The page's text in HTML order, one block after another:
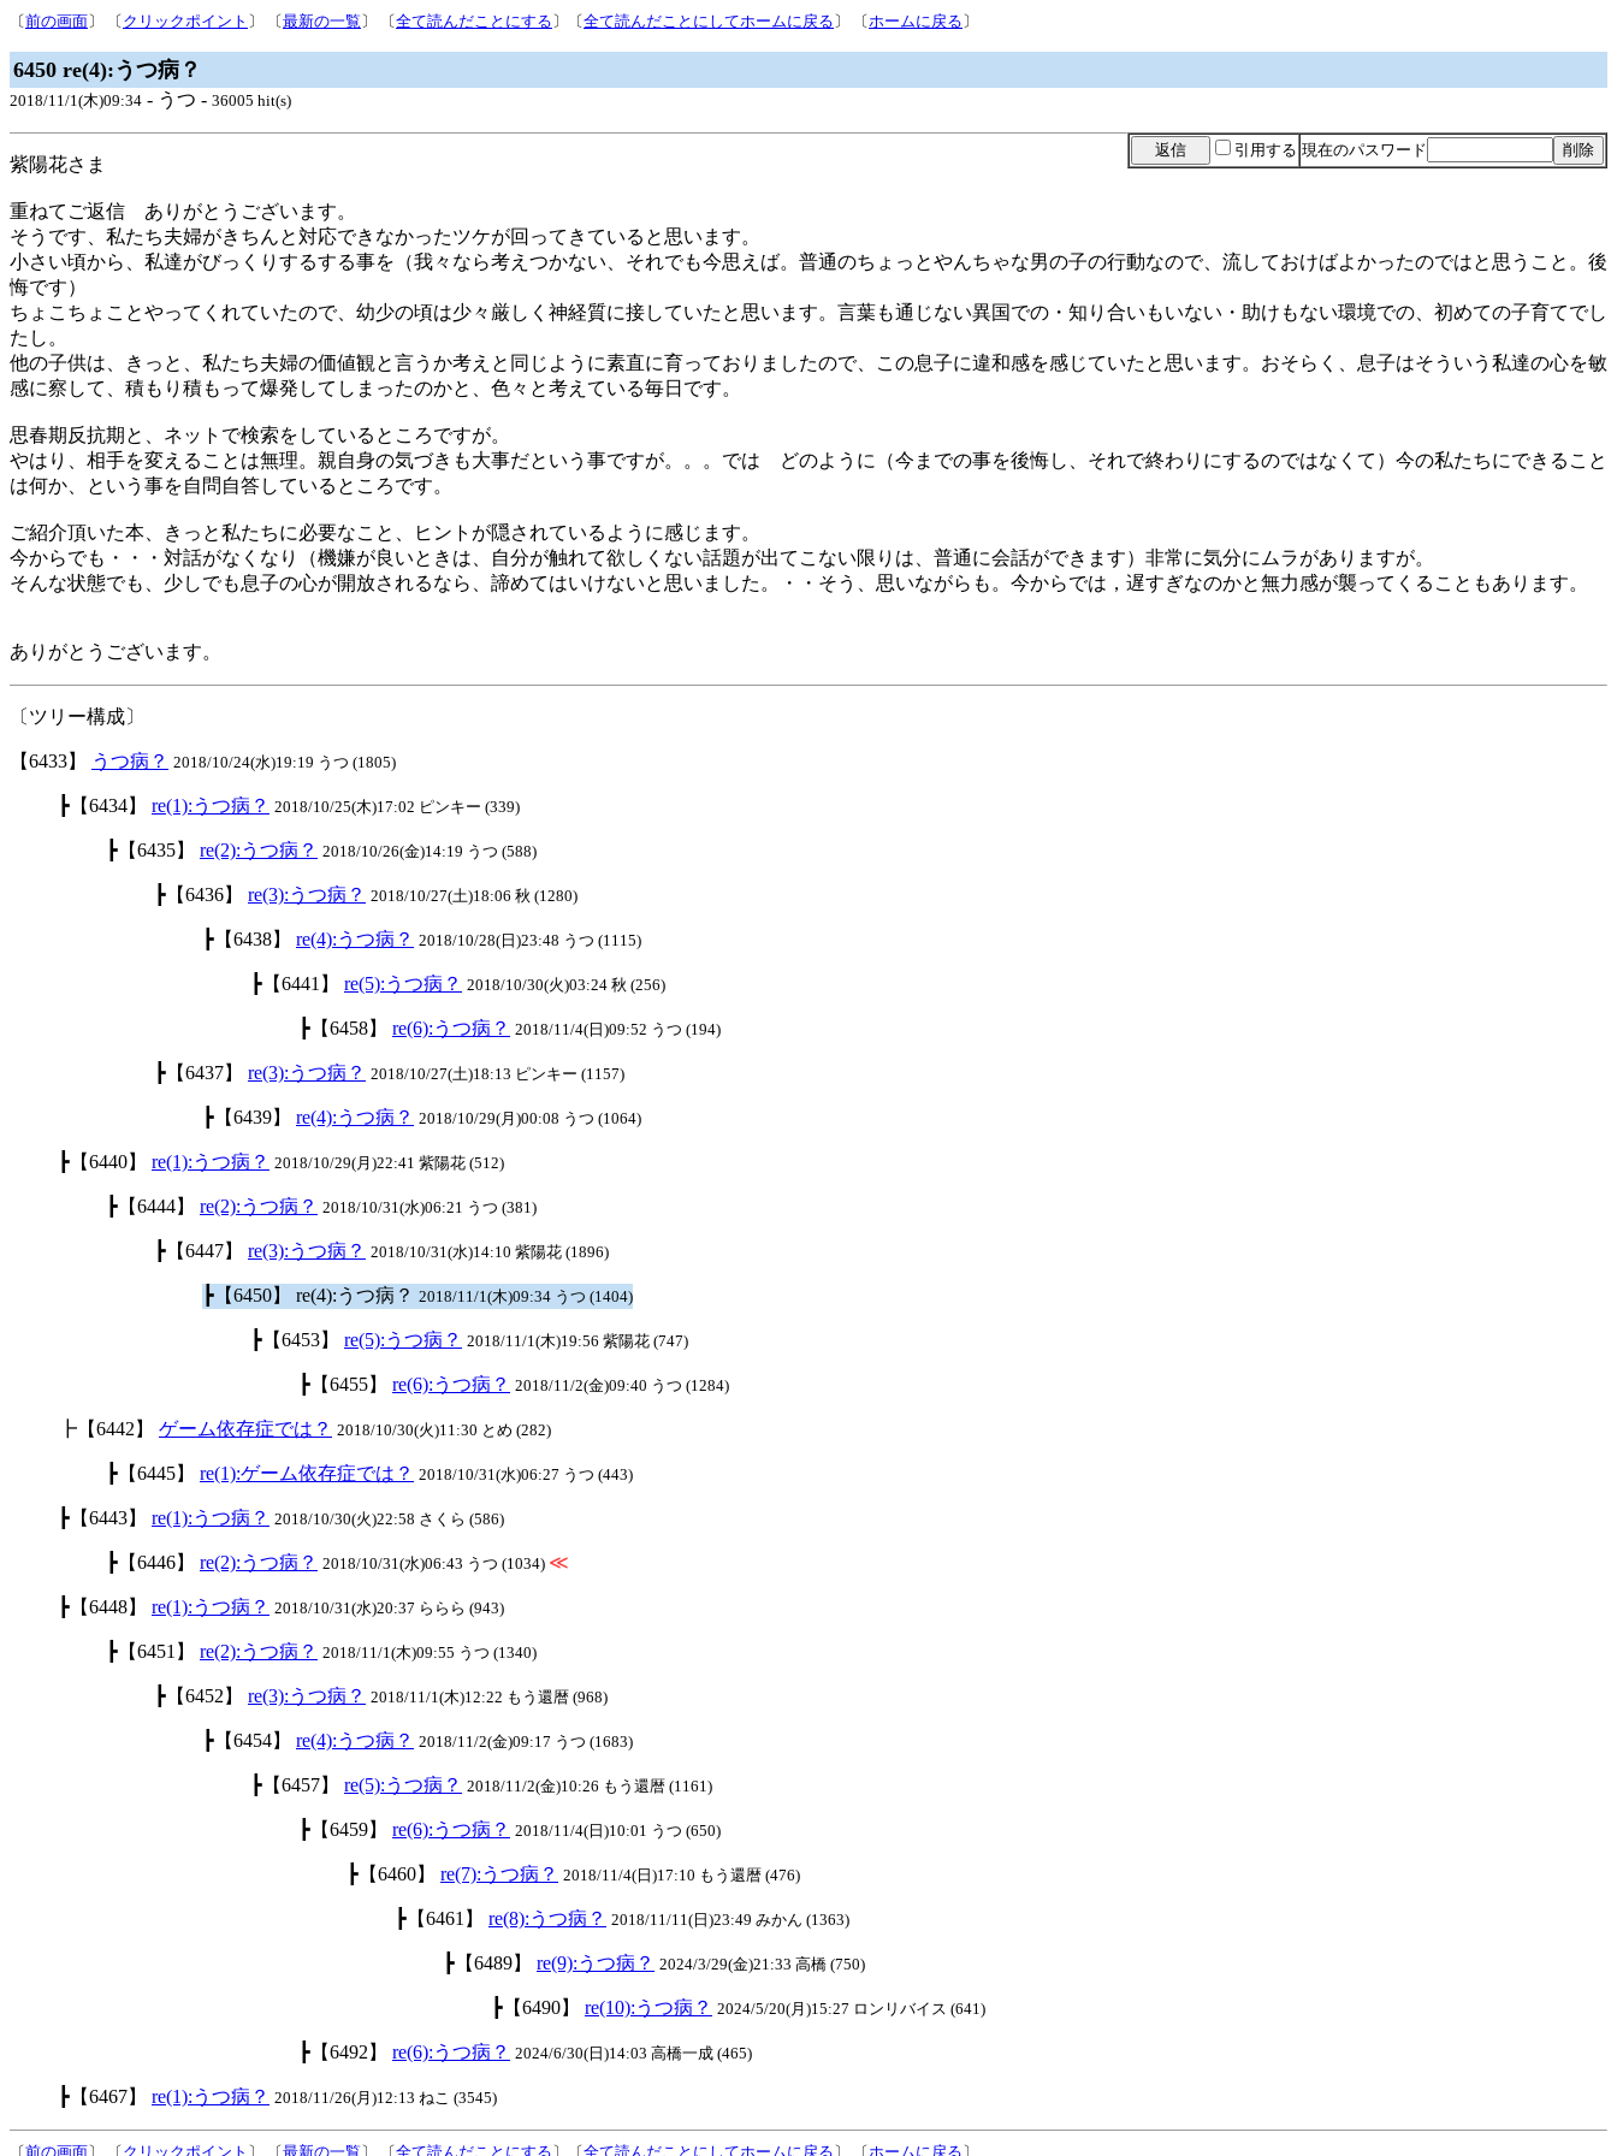
〔前の画面〕 〔 クリックポイント 〕 〔最新の一覧 〕 〔全て読んだことにする 〕〔全て読んだことにしてホームに戻る 〕 〔ホームに戻る 〕
6450 re(4):うつ病？
2018/11/1(木)09:34 - うつ - 36005 hit(s)
引用する 現在のパスワード
紫陽花さま
重ねてご返信 ありがとうございます。
そうです、私たち夫婦がきちんと対応できなかったツケが回ってきていると思います。
小さい頃から、私達がびっくりするする事を（我々なら考えつかない、それでも今思えば。普通のちょっとやんちゃな男の子の行動なので、流しておけばよかったのではと思うこと。後
悔です）
ちょこちょことやってくれていたので、幼少の頃は少々厳しく神経質に接していたと思います。言葉も通じない異国での・知り合いもいない・助けもない環境での、初めての子育てでし
たし。
他の子供は、きっと、私たち夫婦の価値観と言うか考えと同じように素直に育っておりましたので、この息子に違和感を感じていたと思います。おそらく、息子はそういう私達の心を敏
感に察して、積もり積もって爆発してしまったのかと、色々と考えている毎日です。
思春期反抗期と、ネットで検索をしているところですが。
やはり、相手を変えることは無理。親自身の気づきも大事だという事ですが。。。では どのように（今までの事を後悔し、それで終わりにするのではなくて）今の私たちにできること
は何か、という事を自問自答しているところです。
ご紹介頂いた本、きっと私たちに必要なこと、ヒントが隠されているように感じます。
今からでも・・・対話がなくなり（機嫌が良いときは、自分が触れて欲しくない話題が出てこない限りは、普通に会話ができます）非常に気分にムラがありますが。
そんな状態でも、少しでも息子の心が開放されるなら、諦めてはいけないと思いました。・・そう、思いながらも。今からでは，遅すぎなのかと無力感が襲ってくることもあります。
ありがとうございます。
〔ツリー構成〕
【6433】 うつ病？ 2018/10/24(水)19:19 うつ (1805)
┣【6434】 re(1):うつ病？ 2018/10/25(木)17:02 ピンキー (339)
┣【6435】 re(2):うつ病？ 2018/10/26(金)14:19 うつ (588)
┣【6436】 re(3):うつ病？ 2018/10/27(土)18:06 秋 (1280)
┣【6438】 re(4):うつ病？ 2018/10/28(日)23:48 うつ (1115)
┣【6441】 re(5):うつ病？ 2018/10/30(火)03:24 秋 (256)
┣【6458】 re(6):うつ病？ 2018/11/4(日)09:52 うつ (194)
┣【6437】 re(3):うつ病？ 2018/10/27(土)18:13 ピンキー (1157)
┣【6439】 re(4):うつ病？ 2018/10/29(月)00:08 うつ (1064)
┣【6440】 re(1):うつ病？ 2018/10/29(月)22:41 紫陽花 (512)
┣【6444】 re(2):うつ病？ 2018/10/31(水)06:21 うつ (381)
┣【6447】 re(3):うつ病？ 2018/10/31(水)14:10 紫陽花 (1896)
┣【6450】 re(4):うつ病？ 2018/11/1(木)09:34 うつ (1404)
┣【6453】 re(5):うつ病？ 2018/11/1(木)19:56 紫陽花 (747)
┣【6455】 re(6):うつ病？ 2018/11/2(金)09:40 うつ (1284)
┣【6442】 ゲーム依存症では？ 2018/10/30(火)11:30 とめ (282)
┣【6445】 re(1):ゲーム依存症では？ 2018/10/31(水)06:27 うつ (443)
┣【6443】 re(1):うつ病？ 2018/10/30(火)22:58 さくら (586)
┣【6446】 re(2):うつ病？ 2018/10/31(水)06:43 うつ (1034) ≪
┣【6448】 re(1):うつ病？ 2018/10/31(水)20:37 ららら (943)
┣【6451】 re(2):うつ病？ 2018/11/1(木)09:55 うつ (1340)
┣【6452】 re(3):うつ病？ 2018/11/1(木)12:22 もう還暦 (968)
┣【6454】 re(4):うつ病？ 2018/11/2(金)09:17 うつ (1683)
┣【6457】 re(5):うつ病？ 2018/11/2(金)10:26 もう還暦 (1161)
┣【6459】 re(6):うつ病？ 2018/11/4(日)10:01 うつ (650)
┣【6460】 re(7):うつ病？ 2018/11/4(日)17:10 もう還暦 (476)
┣【6461】 re(8):うつ病？ 2018/11/11(日)23:49 みかん (1363)
┣【6489】 re(9):うつ病？ 2024/3/29(金)21:33 高橋 (750)
┣【6490】 re(10):うつ病？ 2024/5/20(月)15:27 ロンリバイス (641)
┣【6492】 re(6):うつ病？ 2024/6/30(日)14:03 高橋一成 (465)
┣【6467】 re(1):うつ病？ 2018/11/26(月)12:13 ねこ (3545)
〔前の画面〕 〔 クリックポイント 〕 〔最新の一覧 〕 〔全て読んだことにする 〕〔全て読んだことにしてホームに戻る 〕 〔 ホームに戻る 〕